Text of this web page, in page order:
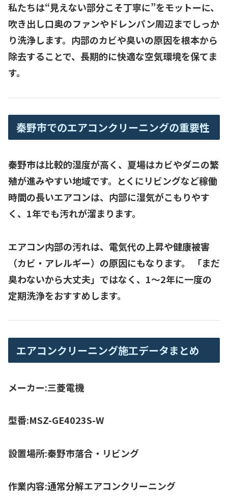
私たちは“見えない部分こそ丁寧に”をモットーに、
吹き出し口奥のファンやドレンパン周辺までしっか
り洗浄します。内部のカビや臭いの原因を根本から
除去することで、長期的に快適な空気環境を保てま
す。
秦野市でのエアコンクリーニングの重要性
秦野市は比較的湿度が高く、夏場はカビやダニの繁
殖が進みやすい地域です。とくにリビングなど稼働
時間の長いエアコンは、内部に湿気がこもりやす
く、1年でも汚れが溜まります。
エアコン内部の汚れは、 電気代の上昇や健康被害
（カビ・アレルギー） の原因にもなります。 「まだ
臭わないから大丈夫」ではなく、1〜2年に一度の
定期洗浄をおすすめします。
エアコンクリーニング施工データまとめ
メーカー:三菱電機
型番:MSZ-GE4023S-W
設置場所:秦野市落合・リビング
作業内容:通常分解エアコンクリーニング